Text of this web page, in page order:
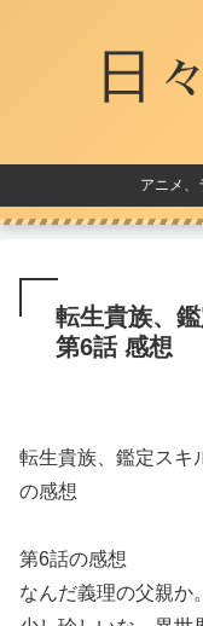
日
アニメ、
転生貴族、
第6話 感想
転生貴族、鑑定スキ
の感想
第6話の感想
なんだ義理の父親か。